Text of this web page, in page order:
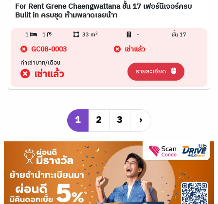
For Rent Grene Chaengwattana ชั้น 17 เฟอร์นิเจอร์ครบ
Bulit in ครบชุด ห้ามพลาดเลยน้าา
1 1 33 m2 - ชั้น 17
GC08-0003 เช่าแล้ว
ค่าเช่าบาท/เดือน
เช่าแล้ว รายละเอียด
1 2 3 ›